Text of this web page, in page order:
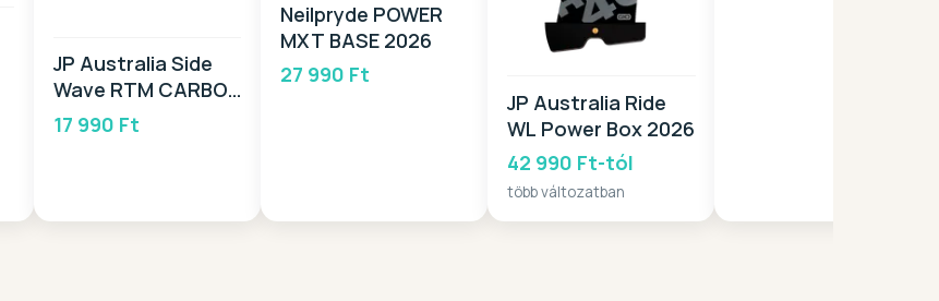
JP Australia Side
Wave RTM CARBON
Fin SB 2026
17 990 Ft
Neilpryde POWER
MXT BASE 2026
27 990 Ft
JP Australia Ride
WL Power Box 2026
42 990 Ft-tól
több változatban